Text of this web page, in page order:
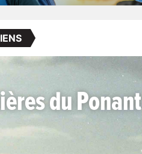
du Ponant